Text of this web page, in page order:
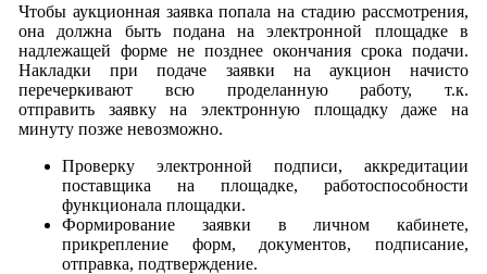
Чтобы аукционная заявка попала на стадию рассмотрения,
она должна быть подана на электронной площадке в
надлежащей форме не позднее окончания срока подачи.
Накладки при подаче заявки на аукцион начисто
перечеркивают всю проделанную работу, т.к.
отправить заявку на электронную площадку даже на
минуту позже невозможно.
Проверку электронной подписи, аккредитации
поставщика на площадке, работоспособности
функционала площадки.
Формирование заявки в личном кабинете,
прикрепление форм, документов, подписание,
отправка, подтверждение.